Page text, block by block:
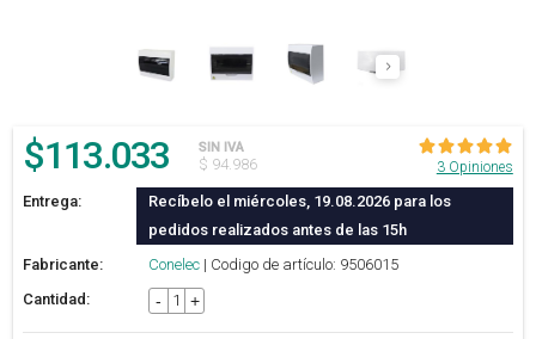
$113.033 SIN IVA
$ 94.986 3 Opiniones
Entrega:
Recíbelo el miércoles, 19.08.2026 para los
pedidos realizados antes de las 15h
Fabricante:
Conelec | Codigo de artículo: 9506015
Cantidad:
- +